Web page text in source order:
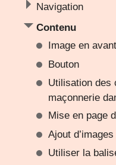
Navigation
Contenu
Image en avant
Bouton
Utilisation des
maçonnerie
Mise en page
Ajout
Utiliser la